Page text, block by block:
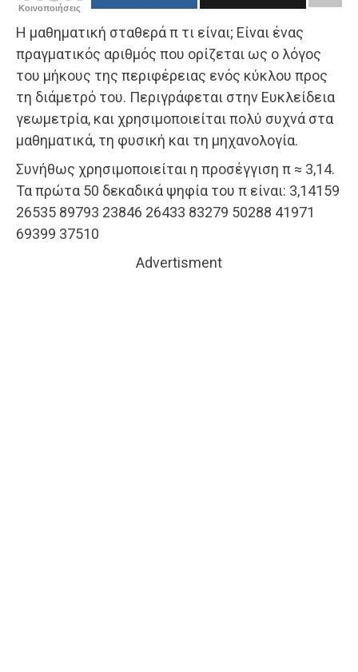
Κοινοποιήσεις
Η μαθηματική σταθερά π τι είναι; Είναι ένας
πραγματικός αριθμός που ορίζεται ως ο λόγος
του μήκους της περιφέρειας ενός κύκλου προς
τη διάμετρό του. Περιγράφεται στην Ευκλείδεια
γεωμετρία, και χρησιμοποιείται πολύ συχνά στα
μαθηματικά, τη φυσική και τη μηχανολογία.
Συνήθως χρησιμοποιείται η προσέγγιση π ≈ 3,14.
Τα πρώτα 50 δεκαδικά ψηφία του π είναι: 3,14159
26535 89793 23846 26433 83279 50288 41971
69399 37510
Advertisment